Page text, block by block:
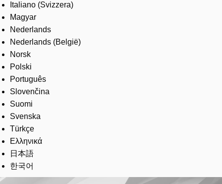
Italiano (Svizzera)
Magyar
Nederlands
Nederlands (België)
Norsk
Polski
Português
Slovenčina
Suomi
Svenska
Türkçe
Ελληνικά
日本語
한국어